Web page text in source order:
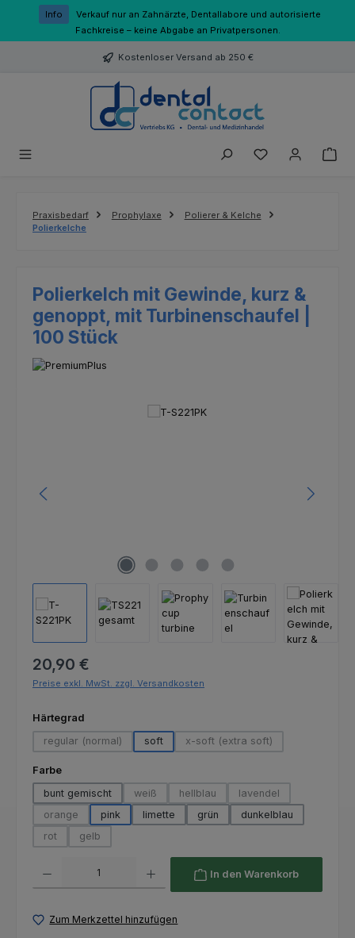
Zum Hauptinhalt springen
Info
Verkauf nur an Zahnärzte, Dentallabore und autorisierte
Fachkreise – keine Abgabe an Privatpersonen.
Kostenloser Versand ab 250 €
Du hast 0
Praxisbedarf Prophylaxe
Polierer & Kelche
Polierkelche
Polierkelch mit Gewinde, kurz &
genoppt, mit Turbinenschaufel |
100 Stück
Regulärer Preis:
20,90 €
Preise exkl. MwSt. zzgl. Versandkosten
Härtegrad
regular (normal)
(Diese Option ist zurzeit nicht verfügbar.)
soft x-soft (extra soft)
(Diese Option ist zurzeit
Farbeauswählen
bunt gemischt
weiß
(Diese Option ist zurzeit nicht verfügbar.)
hellblau
(Diese Option ist zurzeit nicht
lavendel
(Diese Option ist
orange
(Diese Option ist zurzeit nicht verfügbar.)
pink limette grün
dunkelblau
rot
(Diese Option ist zurzeit nicht verfügbar.)
gelb
(Diese Option ist zurzeit nicht verfügbar.)
In den Warenkorb
Zum Merkzettel hinzufügen